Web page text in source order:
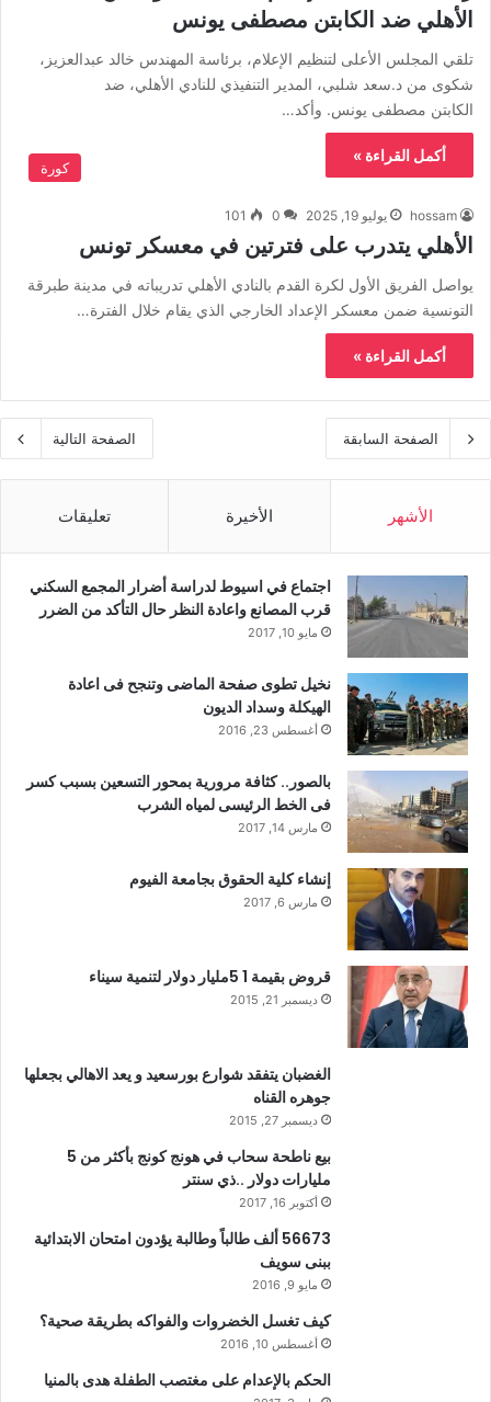
الأهلي ضد الكابتن مصطفى يونس
تلقي المجلس الأعلى لتنظيم الإعلام، برئاسة المهندس خالد عبدالعزيز،
شكوى من د.سعد شلبي، المدير التنفيذي للنادي الأهلي، ضد
الكابتن مصطفى يونس. وأكد…
أكمل القراءة »
كورة
hossam يوليو 19, 2025 0
101
الأهلي يتدرب على فترتين في معسكر تونس
يواصل الفريق الأول لكرة القدم بالنادي الأهلي تدريباته في مدينة طبرقة
التونسية ضمن معسكر الإعداد الخارجي الذي يقام خلال الفترة…
أكمل القراءة »
الصفحة السابقة الصفحة التالية
الأشهر الأخيرة تعليقات
اجتماع في اسيوط لدراسة أضرار المجمع السكني
قرب المصانع واعادة النظر حال التأكد من الضرر
مايو 10, 2017
نخيل تطوى صفحة الماضى وتنجح فى اعادة
الهيكلة وسداد الديون
أغسطس 23, 2016
بالصور.. كثافة مرورية بمحور التسعين بسبب كسر
فى الخط الرئيسى لمياه الشرب
مارس 14, 2017
إنشاء كلية الحقوق بجامعة الفيوم
مارس 6, 2017
قروض بقيمة 1 5مليار دولار لتنمية سيناء
ديسمبر 21, 2015
الغضبان يتفقد شوارع بورسعيد و يعد الاهالي بجعلها
جوهره القناه
ديسمبر 27, 2015
بيع ناطحة سحاب في هونج كونج بأكثر من 5
مليارات دولار ..ذي سنتر
أكتوبر 16, 2017
56673 ألف طالباً وطالبة يؤدون امتحان الابتدائية
ببنى سويف
مايو 9, 2016
كيف تغسل الخضروات والفواكه بطريقة صحية؟
أغسطس 10, 2016
الحكم بالإعدام على مغتصب الطفلة هدى بالمنيا